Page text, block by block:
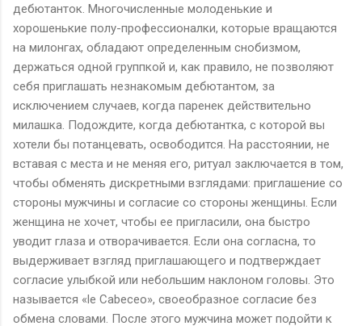
дебютанток. Многочисленные молоденькие и
хорошенькие полу-профессионалки, которые вращаются
на милонгах, обладают определенным снобизмом,
держаться одной группкой и, как правило, не позволяют
себя приглашать незнакомым дебютантом, за
исключением случаев, когда паренек действительно
милашка. Подождите, когда дебютантка, с которой вы
хотели бы потанцевать, освободится. На расстоянии, не
вставая с места и не меняя его, ритуал заключается в том,
чтобы обменять дискретными взглядами: приглашение со
стороны мужчины и согласие со стороны женщины. Если
женщина не хочет, чтобы ее пригласили, она быстро
уводит глаза и отворачивается. Если она согласна, то
выдерживает взгляд приглашающего и подтверждает
согласие улыбкой или небольшим наклоном головы. Это
называется «le Cabeceo», своеобразное согласие без
обмена словами. После этого мужчина может подойти к